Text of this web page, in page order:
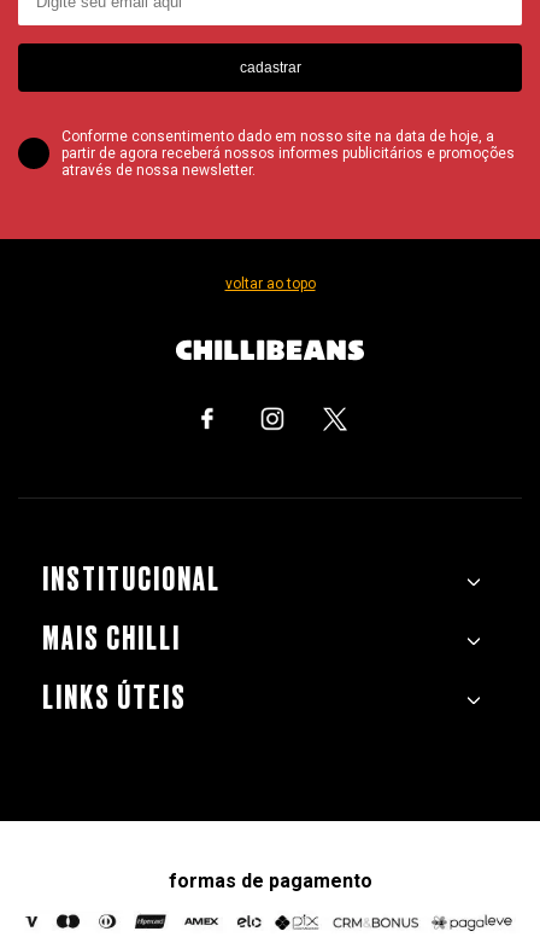
cadastrar
Conforme consentimento dado em nosso site na data de hoje, a
partir de agora receberá nossos informes publicitários e promoções
através de nossa newsletter.
voltar ao topo
INSTITUCIONAL
MAIS CHILLI
LINKS ÚTEIS
formas de pagamento